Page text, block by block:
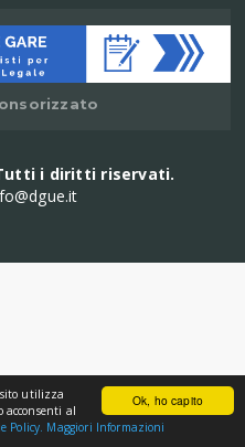
Ok, ho capito
utilizza
acconsenti al
Policy. Maggiori Informazioni
i diritti riservati.